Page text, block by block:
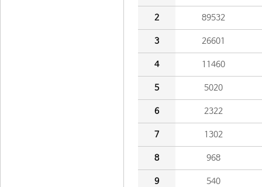
2 89532
3 26601
4 11460
5 5020
6 2322
7 1302
8 968
9 540